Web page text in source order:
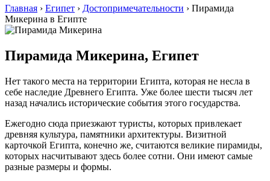
Главная › Египет › Достопримечательности › Пирамида
Микерина в Египте
Пирамида Микерина, Египет
Нет такого места на территории Египта, которая не несла в
себе наследие Древнего Египта. Уже более шести тысяч лет
назад начались исторические события этого государства.
Ежегодно сюда приезжают туристы, которых привлекает
древняя культура, памятники архитектуры. Визитной
карточкой Египта, конечно же, считаются великие пирамиды,
которых насчитывают здесь более сотни. Они имеют самые
разные размеры и формы.